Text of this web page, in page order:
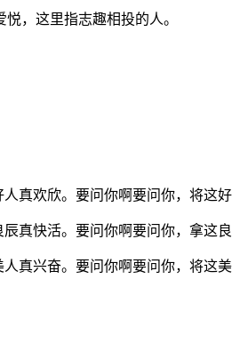
，这里指志趣相投的人。
真欢欣。要问你啊要问你，将这好
真快活。要问你啊要问你，拿这良
真兴奋。要问你啊要问你，将这美